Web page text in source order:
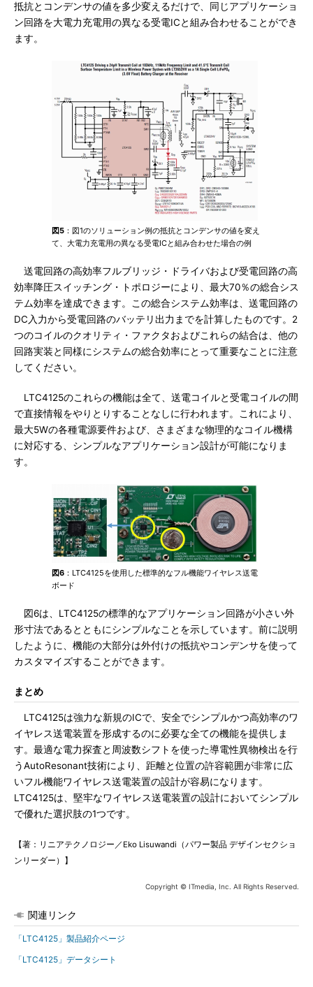
抵抗とコンデンサの値を多少変えるだけで、同じアプリケーショ
ン回路を大電力充電用の異なる受電ICと組み合わせることができ
ます。
図5 ：図1のソリューション例の抵抗とコンデンサの値を変え
て、大電力充電用の異なる受電ICと組み合わせた場合の例
送電回路の高効率フルブリッジ・ドライバおよび受電回路の高
効率降圧スイッチング・トポロジーにより、最大70％の総合シス
テム効率を達成できます。この総合システム効率は、送電回路の
DC入力から受電回路のバッテリ出力までを計算したものです。2
つのコイルのクオリティ・ファクタおよびこれらの結合は、他の
回路実装と同様にシステムの総合効率にとって重要なことに注意
してください。
LTC4125のこれらの機能は全て、送電コイルと受電コイルの間
で直接情報をやりとりすることなしに行われます。これにより、
最大5Wの各種電源要件および、さまざまな物理的なコイル機構
に対応する、シンプルなアプリケーション設計が可能になりま
す。
図6 ：LTC4125を使用した標準的なフル機能ワイヤレス送電
ボード
図6は、LTC4125の標準的なアプリケーション回路が小さい外
形寸法であるとともにシンプルなことを示しています。前に説明
したように、機能の大部分は外付けの抵抗やコンデンサを使って
カスタマイズすることができます。
まとめ
LTC4125は強力な新規のICで、安全でシンプルかつ高効率のワ
イヤレス送電装置を形成するのに必要な全ての機能を提供しま
す。最適な電力探査と周波数シフトを使った導電性異物検出を行
うAutoResonant技術により、距離と位置の許容範囲が非常に広
いフル機能ワイヤレス送電装置の設計が容易になります。
LTC4125は、堅牢なワイヤレス送電装置の設計においてシンプル
で優れた選択肢の1つです。
【著：リニアテクノロジー／Eko Lisuwandi（パワー製品 デザインセクショ
ンリーダー）】
Copyright © ITmedia, Inc. All Rights Reserved.
関連リンク
「LTC4125」製品紹介ページ
「LTC4125」データシート